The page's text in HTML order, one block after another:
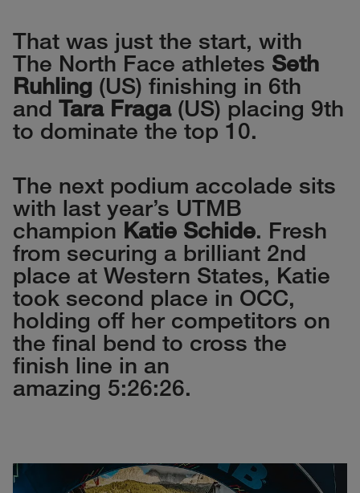
That was just the start, with
The North Face athletes Seth
Ruhling (US) finishing in 6th
and Tara Fraga(US) placing 9th
to dominate the top 10.
The next podium accolade sits
with last year’s UTMB
champion Katie Schide. Fresh
from securing a brilliant 2nd
place at Western States, Katie
took second place in OCC,
holding off her competitors on
the final bend to cross the
finish line in an
amazing 5:26:26.